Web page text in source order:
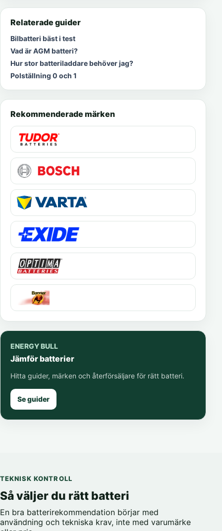
Relaterade guider
Bilbatteri bäst i test
Vad är AGM batteri?
Hur stor batteriladdare behöver jag?
Polställning 0 och 1
Rekommenderade märken
ENERGY BULL
Jämför batterier
Hitta guider, märken och återförsäljare för rätt batteri.
Se guider
TEKNISK KONTROLL
Så väljer du rätt batteri
En bra batterirekommendation börjar med
användning och tekniska krav, inte med varumärke